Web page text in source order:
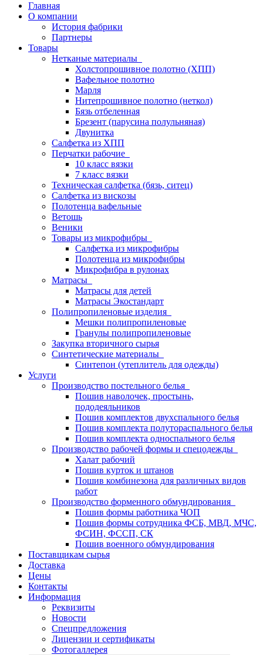
Главная
О компании
История фабрики
Партнеры
Товары
Нетканые материалы
Холстопрошивное полотно (ХПП)
Вафельное полотно
Марля
Нитепрошивное полотно (неткол)
Бязь отбеленная
Брезент (парусина полульняная)
Двунитка
Салфетка из ХПП
Перчатки рабочие
10 класс вязки
7 класс вязки
Техническая салфетка (бязь, ситец)
Салфетка из вискозы
Полотенца вафельные
Ветошь
Веники
Товары из микрофибры
Салфетка из микрофибры
Полотенца из микрофибры
Микрофибра в рулонах
Матрасы
Матрасы для детей
Матрасы Экостандарт
Полипропиленовые изделия
Мешки полипропиленовые
Гранулы полипропиленовые
Закупка вторичного сырья
Синтетические материалы
Синтепон (утеплитель для одежды)
Услуги
Производство постельного белья
Пошив наволочек, простынь,
пододеяльников
Пошив комплектов двухспального белья
Пошив комплекта полутораспального белья
Пошив комплекта односпального белья
Производство рабочей формы и спецодежды
Халат рабочий
Пошив курток и штанов
Пошив комбинезона для различных видов
работ
Производство форменного обмундирования
Пошив формы работника ЧОП
Пошив формы сотрудника ФСБ, МВД, МЧС,
ФСИН, ФССП, СК
Пошив военного обмундирования
Поставщикам сырья
Доставка
Цены
Контакты
Информация
Реквизиты
Новости
Спецпредложения
Лицензии и сертификаты
Фотогаллерея